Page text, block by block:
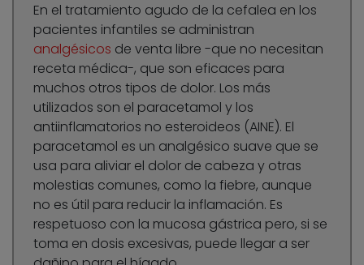
En el tratamiento agudo de la cefalea en los
pacientes infantiles se administran
analgésicos de venta libre -que no necesitan
receta médica-, que son eficaces para
muchos otros tipos de dolor. Los más
utilizados son el paracetamol y los
antiinflamatorios no esteroideos (AINE). El
paracetamol es un analgésico suave que se
usa para aliviar el dolor de cabeza y otras
molestias comunes, como la fiebre, aunque
no es útil para reducir la inflamación. Es
respetuoso con la mucosa gástrica pero, si se
toma en dosis excesivas, puede llegar a ser